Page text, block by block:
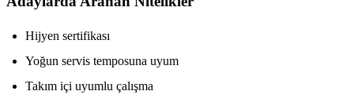
Hijyen sertifikası
Yoğun servis temposuna uyum
Takım içi uyumlu çalışma